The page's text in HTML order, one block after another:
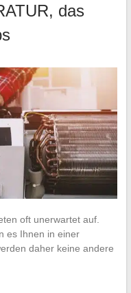
das
oft unerwartet auf.
es Ihnen in einer
daher keine andere